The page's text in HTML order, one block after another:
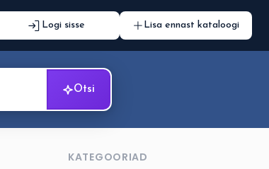
Logi sisse Lisa ennast kataloogi
Otsi
KATEGOORIAD